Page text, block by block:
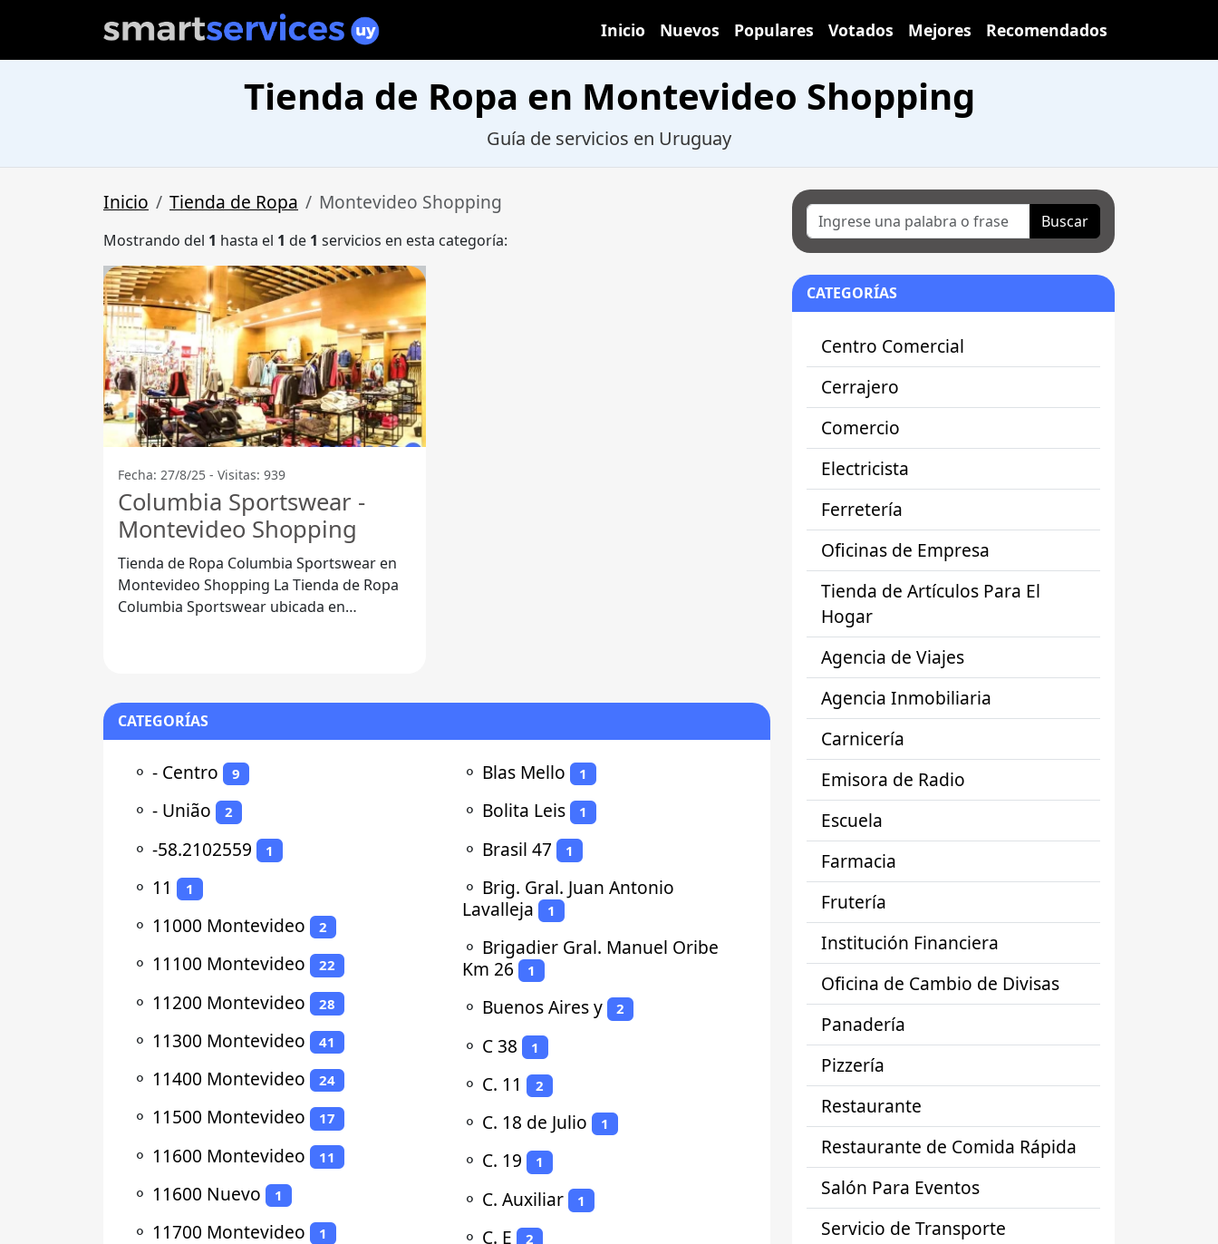
Inicio Nuevos Populares Votados Mejores Recomendados
Tienda de Ropa en Montevideo Shopping
Guía de servicios en Uruguay
Inicio Tienda de Ropa Montevideo Shopping
Mostrando del 1 hasta el 1 de 1 servicios en esta categoría:
Fecha: 27/8/25 - Visitas: 939
Columbia Sportswear -
Montevideo Shopping
Tienda de Ropa Columbia Sportswear en
Montevideo Shopping La Tienda de Ropa
Columbia Sportswear ubicada en
CATEGORÍAS
⚬ - Centro 9
⚬ - União 2
⚬ -58.2102559 1
⚬ 11 1
⚬ 11000 Montevideo 2
⚬ 11100 Montevideo 22
⚬ 11200 Montevideo 28
⚬ 11300 Montevideo 41
⚬ 11400 Montevideo 24
⚬ 11500 Montevideo 17
⚬ 11600 Montevideo 11
⚬ 11600 Nuevo 1
⚬ 11700 Montevideo 1
⚬ Blas Mello 1
⚬ Bolita Leis 1
⚬ Brasil 47 1
⚬ Brig. Gral. Juan Antonio
Lavalleja
1
⚬ Brigadier Gral. Manuel Oribe
Km 26
1
⚬ Buenos Aires y 2
⚬ C 38 1
⚬ C. 11 2
⚬ C. 18 de Julio 1
⚬ C. 19 1
⚬ C. Auxiliar 1
⚬ C. E 2
Buscar
CATEGORÍAS
Centro Comercial
Cerrajero
Comercio
Electricista
Ferretería
Oficinas de Empresa
Tienda de Artículos Para El
Hogar
Agencia de Viajes
Agencia Inmobiliaria
Carnicería
Emisora de Radio
Escuela
Farmacia
Frutería
Institución Financiera
Oficina de Cambio de Divisas
Panadería
Pizzería
Restaurante
Restaurante de Comida Rápida
Salón Para Eventos
Servicio de Transporte